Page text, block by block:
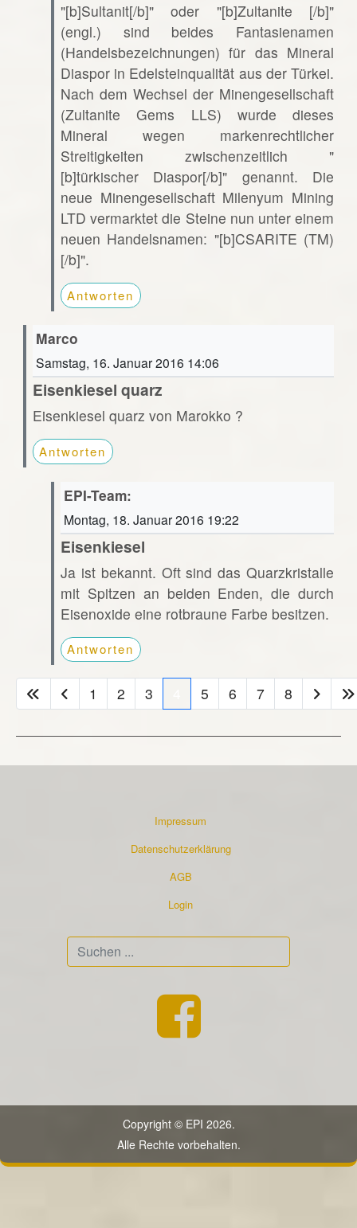
"[b]Sultanit[/b]" oder "[b]Zultanite [/b]"
(engl.) sind beides Fantasienamen
(Handelsbezeichnungen) für das Mineral
Diaspor in Edelsteinqualität aus der Türkei.
Nach dem Wechsel der Minengesellschaft
(Zultanite Gems LLS) wurde dieses
Mineral wegen markenrechtlicher
Streitigkeiten zwischenzeitlich "
[b]türkischer Diaspor[/b]" genannt. Die
neue Minengesellschaft Milenyum Mining
LTD vermarktet die Steine nun unter einem
neuen Handelsnamen: "[b]CSARITE (TM)
[/b]".
Antworten
Marco
Samstag, 16. Januar 2016 14:06
Eisenkiesel quarz
Eisenkiesel quarz von Marokko ?
Antworten
EPI-Team:
Montag, 18. Januar 2016 19:22
Eisenkiesel
Ja ist bekannt. Oft sind das Quarzkristalle
mit Spitzen an beiden Enden, die durch
Eisenoxide eine rotbraune Farbe besitzen.
Antworten
1 2 3 5 6 7 8
Impressum
Datenschutzerklärung
AGB
Login
Copyright © EPI 2026.
Alle Rechte vorbehalten.